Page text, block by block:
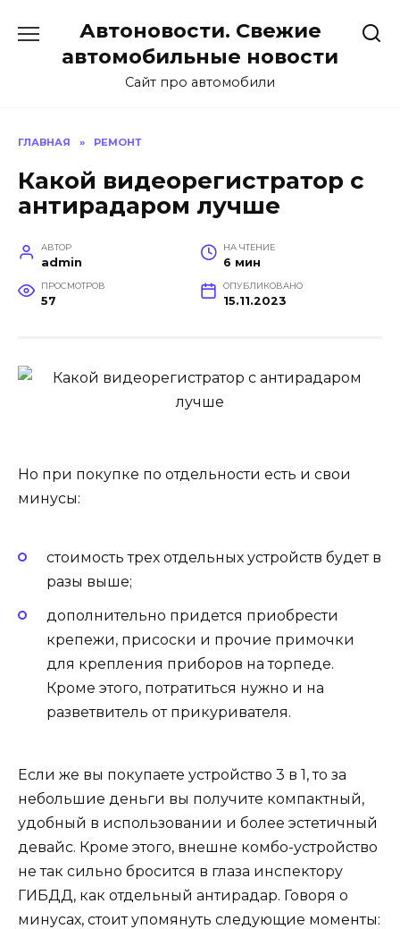
содержанию
Автоновости. Свежие
автомобильные новости
Сайт про автомобили
ГЛАВНАЯ » РЕМОНТ
Какой видеорегистратор с
антирадаром лучше
АВТОР
admin
НА ЧТЕНИЕ
6 мин
ПРОСМОТРОВ
57
ОПУБЛИКОВАНО
15.11.2023
Но при покупке по отдельности есть и свои
минусы:
стоимость трех отдельных устройств будет в
разы выше;
дополнительно придется приобрести
крепежи, присоски и прочие примочки
для крепления приборов на торпеде.
Кроме этого, потратиться нужно и на
разветвитель от прикуривателя.
Если же вы покупаете устройство 3 в 1, то за
небольшие деньги вы получите компактный,
удобный в использовании и более эстетичный
девайс. Кроме этого, внешне комбо-устройство
не так сильно бросится в глаза инспектору
ГИБДД, как отдельный антирадар. Говоря о
минусах, стоит упомянуть следующие моменты: